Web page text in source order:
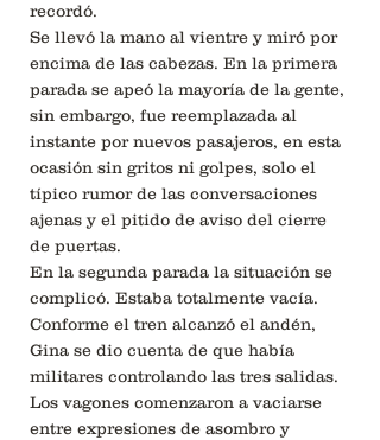
recordó.
Se llevó la mano al vientre y miró por
encima de las cabezas. En la primera
parada se apeó la mayoría de la gente,
sin embargo, fue reemplazada al
instante por nuevos pasajeros, en esta
ocasión sin gritos ni golpes, solo el
típico rumor de las conversaciones
ajenas y el pitido de aviso del cierre
de puertas.
En la segunda parada la situación se
complicó. Estaba totalmente vacía.
Conforme el tren alcanzó el andén,
Gina se dio cuenta de que había
militares controlando las tres salidas.
Los vagones comenzaron a vaciarse
entre expresiones de asombro y